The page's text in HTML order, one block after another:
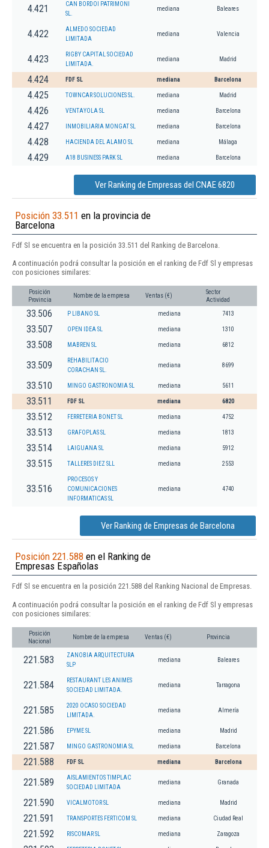
4.421
CAN BORDOI PATRIMONI
SL.
mediana Baleares
4.422
ALMEDO SOCIEDAD
LIMITADA
mediana Valencia
4.423
RIGBY CAPITAL SOCIEDAD
LIMITADA.
mediana Madrid
4.424 FDF SL mediana Barcelona
4.425 TOWNCAR SOLUCIONES SL. mediana Madrid
4.426 VENTAYOLA SL mediana Barcelona
4.427 INMOBILIARIA MONGAT SL mediana Barcelona
4.428 HACIENDA DEL ALAMO SL mediana Málaga
4.429 A18 BUSINESS PARK SL mediana Barcelona
Ver Ranking de Empresas del CNAE 6820
Posición 33.511 en la provincia de
Barcelona
Fdf Sl se encuentra en la posición 33.511 del Ranking de Barcelona.
A continuación podrá consultar la posición en el ranking de Fdf Sl y empresas
con posiciones similares:
Posición
Provincia
Nombre de la empresa Ventas (€)
Sector
Actividad
33.506 P LIBANO SL mediana 7413
33.507 OPEN IDEA SL mediana 1310
33.508 MABREN SL mediana 6812
33.509
REHABILITACIO
CORACHAN SL.
mediana 8699
33.510 MINGO GASTRONOMIA SL mediana 5611
33.511 FDF SL mediana 6820
33.512 FERRETERIA BONET SL mediana 4752
33.513 GRAFOPLAS SL mediana 1813
33.514 LAIGUANA SL mediana 5912
33.515 TALLERES DIEZ SLL mediana 2553
33.516
PROCESOS Y
COMUNICACIONES
INFORMATICAS SL
mediana 4740
Ver Ranking de Empresas de Barcelona
Posición 221.588 en el Ranking de
Empresas Españolas
Fdf Sl se encuentra en la posición 221.588 del Ranking Nacional de Empresas.
A continuación podrá consultar la posición en el ranking de Fdf Sl y empresas
con posiciones similares:
Posición
Nacional
Nombre de la empresa Ventas (€) Provincia
221.583
ZANOBIA ARQUITECTURA
SLP
mediana Baleares
221.584
RESTAURANT LES ANIMES
SOCIEDAD LIMITADA.
mediana Tarragona
221.585
2020 OCASO SOCIEDAD
LIMITADA.
mediana Almería
221.586 EPYME SL mediana Madrid
221.587 MINGO GASTRONOMIA SL mediana Barcelona
221.588 FDF SL mediana Barcelona
221.589
AISLAMIENTOS TIMPLAC
SOCIEDAD LIMITADA
mediana Granada
221.590 VICALMOTOR SL mediana Madrid
221.591 TRANSPORTES FERTICOM SL mediana Ciudad Real
221.592 RISCOMAR SL mediana Zaragoza